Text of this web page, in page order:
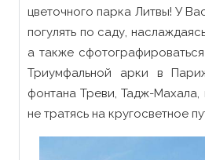
цветочного парка Литвы! У
погулять по саду,
а также
Триумфальной арки в
фонтана Треви, Тадж-
не тратясь на кругосветное